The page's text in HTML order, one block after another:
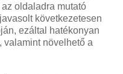
oldaladra mutató
következetesen
ezáltal hatékonyan
valamint növelhető a